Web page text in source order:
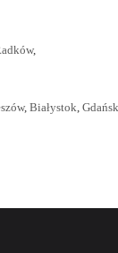
,
, Białystok, Gdańsk